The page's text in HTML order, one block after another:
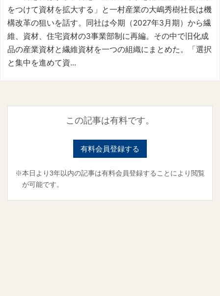
をつけて資材を拡大する」と一村産業の大嶋秀樹社長は機
構改革の狙いを話す。同社は今期（2027年3月期）から繊
維、資材、住宅資材の3事業部制に再編。その中で旧化成
品の産業資材と繊維資材を一つの組織にまとめた。「選択
と集中を進めて資...
この記事は有料です。
有料会員登録する
※本日より3年以内の記事は有料会員登録することにより閲覧
が可能です。